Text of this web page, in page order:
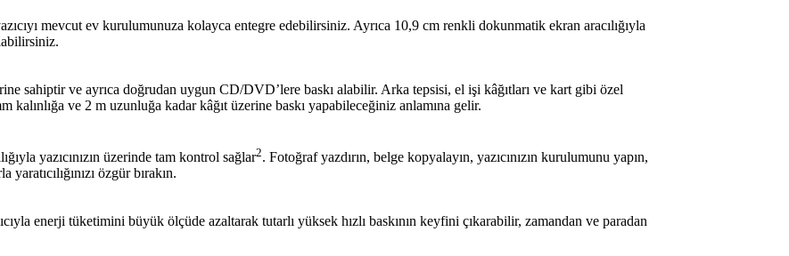
mevcut ev kurulumunuza kolayca entegre edebilirsiniz. Ayrıca 10,9 cm renkli dokunmatik ekran aracılığıyla
sahiptir ve ayrıca doğrudan uygun CD/DVD’lere baskı alabilir. Arka tepsisi, el işi kâğıtları ve kart gibi özel
kalınlığa ve 2 m uzunluğa kadar kâğıt üzerine baskı yapabileceğiniz anlamına gelir.
yazıcınızın üzerinde tam kontrol sağlar2. Fotoğraf yazdırın, belge kopyalayın, yazıcınızın kurulumunu yapın,
özgür bırakın.
enerji tüketimini büyük ölçüde azaltarak tutarlı yüksek hızlı baskının keyfini çıkarabilir, zamandan ve paradan